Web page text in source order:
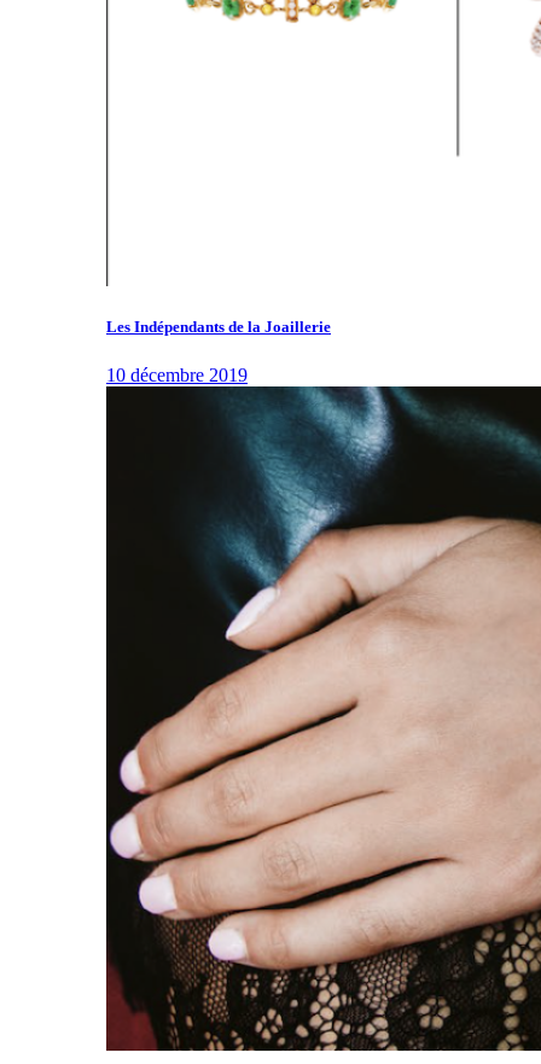
Les Indépendants de la Joaillerie
10 décembre 2019